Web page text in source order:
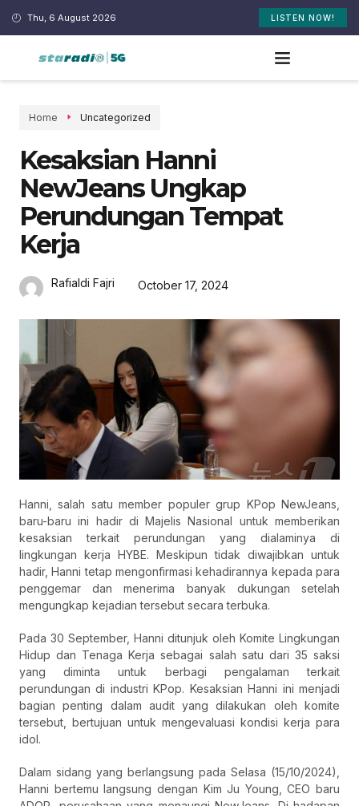
Thu, 6 August 2026 LISTEN NOW!
Home Uncategorized
Kesaksian Hanni
NewJeans Ungkap
Perundungan Tempat
Kerja
Rafialdi Fajri October 17, 2024
Hanni, salah satu member populer grup KPop NewJeans,
baru-baru ini hadir di Majelis Nasional untuk memberikan
kesaksian terkait perundungan yang dialaminya di
lingkungan kerja HYBE. Meskipun tidak diwajibkan untuk
hadir, Hanni tetap mengonfirmasi kehadirannya kepada para
penggemar dan menerima banyak dukungan setelah
mengungkap kejadian tersebut secara terbuka.
Pada 30 September, Hanni ditunjuk oleh Komite Lingkungan
Hidup dan Tenaga Kerja sebagai salah satu dari 35 saksi
yang diminta untuk berbagi pengalaman terkait
perundungan di industri KPop. Kesaksian Hanni ini menjadi
bagian penting dalam audit yang dilakukan oleh komite
tersebut, bertujuan untuk mengevaluasi kondisi kerja para
idol.
Dalam sidang yang berlangsung pada Selasa (15/10/2024),
Hanni bertemu langsung dengan Kim Ju Young, CEO baru